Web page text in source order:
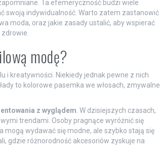
Ta efemeryczność budzi wiele
swoją indywidualność. Warto zatem zastanowić
moda, oraz jakie zasady ustalić, aby wspierać
zdrowie.
modę?
i kreatywności. Niekiedy jednak pewne z nich
to kolorowe pasemka we włosach, zmywalne
z wyglądem. W dzisiejszych czasach,
trendami. Osoby pragnące wyróżnić się
wydawać się modne, ale szybko stają się
gdzie różnorodność akcesoriów zyskuje na